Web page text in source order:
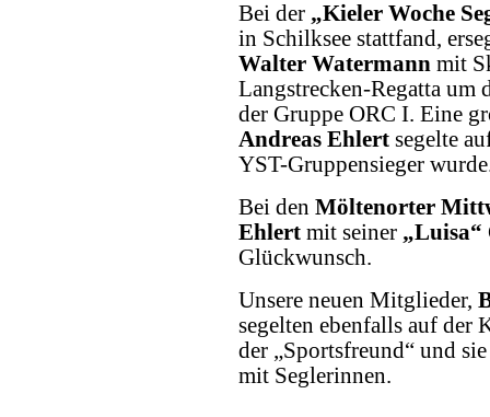
Bei der „Kieler Woche
in Schilksee stattfand,
Walter Watermann mit
Langstrecken-Regatta um
der Gruppe ORC I. Eine
Andreas Ehlert segelte
YST-Gruppensieger
Bei den Möltenorter
Ehlert mit seiner „Luisa“
Glückwunsch.
Unsere neuen Mitglieder,
segelten ebenfalls auf der
der „Sportsfreund“ und
mit Seglerinnen.